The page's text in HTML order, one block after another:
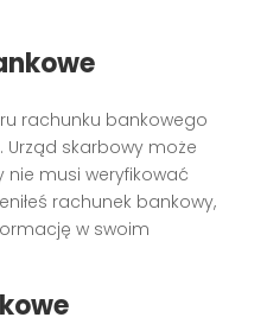
rachunku bankowego
Urząd skarbowy może
nie musi weryfikować
rachunek bankowy,
w swoim